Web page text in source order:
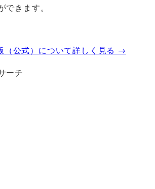
できます。
（公式）について詳しく見る →
ーチ